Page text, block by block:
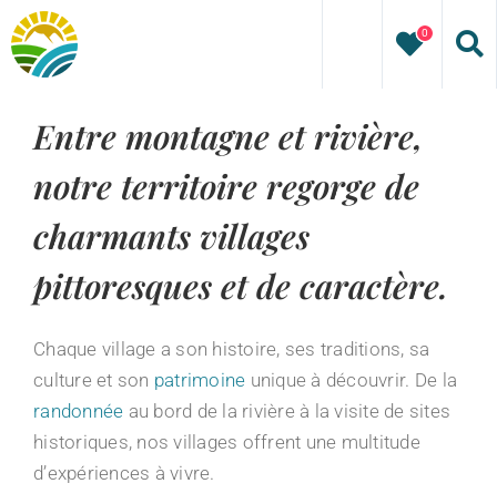
Passer
au
contenu
0
Entre montagne et rivière,
notre territoire regorge de
charmants villages
pittoresques et de caractère.
Chaque village a son histoire, ses traditions, sa
culture et son patrimoine unique à découvrir. De la
randonnée au bord de la rivière à la visite de sites
historiques, nos villages offrent une multitude
d’expériences à vivre.